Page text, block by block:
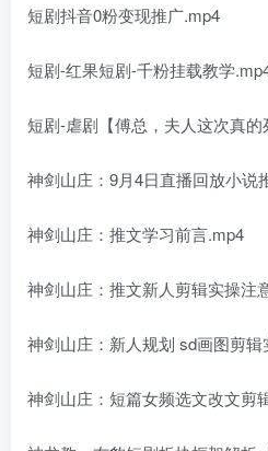
短剧抖音0粉变现推广.mp4
短剧-红果短剧-千粉挂载教学
短剧-虐剧【傅总，夫人这次真
神剑山庄：9月4日直播回放小说
神剑山庄：推文学习前言.mp4
神剑山庄：推文新人剪辑实操注
神剑山庄：新人规划 sd画图剪辑
神剑山庄：短篇女频选文改文剪